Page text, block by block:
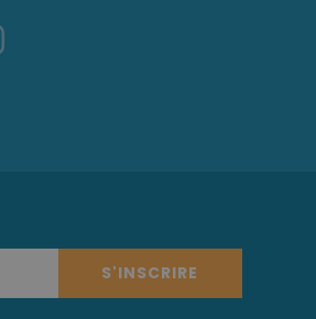
S'INSCRIRE